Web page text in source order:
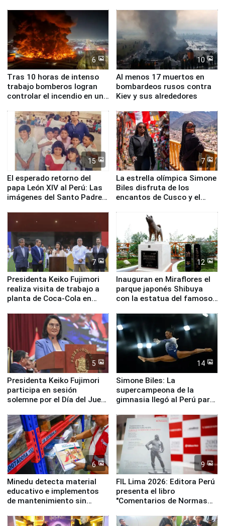
Fenómeno El Niño
6
Tras 10 horas de intenso
trabajo bomberos logran
controlar el incendio en una
de Chile
10
Al menos 17 muertos en
bombardeos rusos contra
Kiev y sus alrededores
15
El esperado retorno del
papa León XIV al Perú: Las
imágenes del Santo Padre
7
La estrella olímpica Simone
Biles disfruta de los
encantos de Cusco y el
7
Presidenta Keiko Fujimori
realiza visita de trabajo a
planta de Coca-Cola en
12
Inauguran en Miraflores el
parque japonés Shibuya
con la estatua del famoso
5
Presidenta Keiko Fujimori
participa en sesión
solemne por el Día del Juez
14
Simone Biles: La
supercampeona de la
gimnasia llegó al Perú para
Panamericanos Lima 2027
6
Minedu detecta material
educativo e implementos
de mantenimiento sin
la UGEL 2
9
FIL Lima 2026: Editora Perú
presenta el libro
"Comentarios de Normas
Derecho Colectivo"